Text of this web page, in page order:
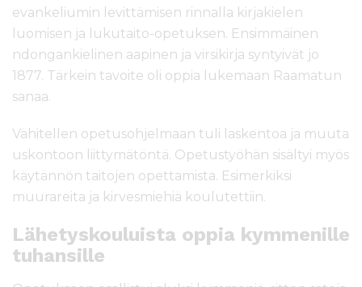
evankeliumin levittämisen rinnalla kirjakielen
luomisen ja lukutaito-opetuksen. Ensimmäinen
ndongankielinen aapinen ja virsikirja syntyivät jo
1877. Tärkein tavoite oli oppia lukemaan Raamatun
sanaa.
Vähitellen opetusohjelmaan tuli laskentoa ja muuta
uskontoon liittymätöntä. Opetustyöhän sisältyi myös
käytännön taitojen opettamista. Esimerkiksi
muurareita ja kirvesmiehiä koulutettiin.
Lähetyskouluista oppia kymmenille
tuhansille